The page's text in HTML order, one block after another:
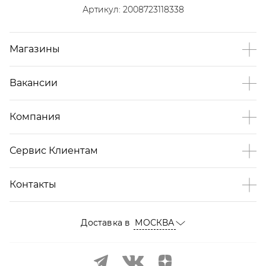
Артикул: 2008723118338
Магазины
Вакансии
Компания
Сервис Клиентам
Контакты
Доставка в МОСКВА